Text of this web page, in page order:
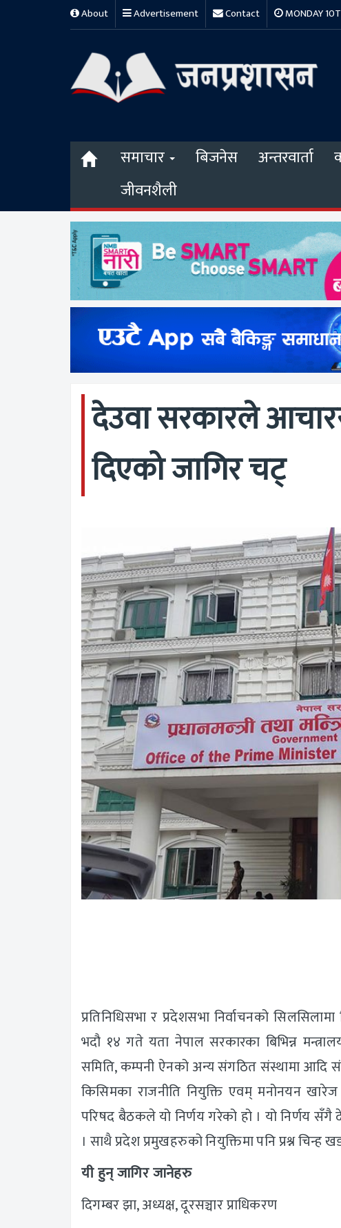
About Advertisement Contact MONDAY
समाचार बिजनेस अन्तरवार्ता
जीवनशैली
देउवा सरकारले
दिएको जागिर चट्
प्रतिनिधिसभा र प्रदेशसभा निर्वाचनको
भदौ १४ गते यता नेपाल सरकारका बिभिन्न
समिति, कम्पनी ऐनको अन्य संगठित संस्थामा आदि
किसिमका राजनीति नियुक्ति एवम् मनोनयन
परिषद बैठकले यो निर्णय गरेको हो । यो निर्णय
। साथै प्रदेश प्रमुखहरुको नियुक्तिमा पनि प्रश्न चिन्ह
यी हुन् जागिर जानेहरु
दिगम्बर झा, अध्यक्ष, दूरसञ्चार प्राधिकरण